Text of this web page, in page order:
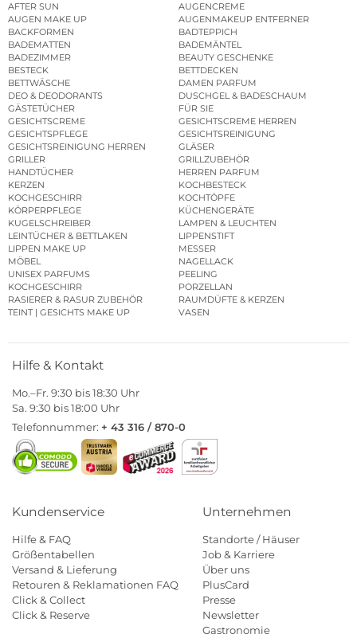
AFTER SUN
AUGENCREME
AUGEN MAKE UP
AUGENMAKEUP ENTFERNER
BACKFORMEN
BADTEPPICH
BADEMATTEN
BADEMÄNTEL
BADEZIMMER
BEAUTY GESCHENKE
BESTECK
BETTDECKEN
BETTWÄSCHE
DAMEN PARFUM
DEO & DEODORANTS
DUSCHGEL & BADESCHAUM
GÄSTETÜCHER
FÜR SIE
GESICHTSCREME
GESICHTSCREME HERREN
GESICHTSPFLEGE
GESICHTSREINIGUNG
GESICHTSREINIGUNG HERREN
GLÄSER
GRILLER
GRILLZUBEHÖR
HANDTÜCHER
HERREN PARFUM
KERZEN
KOCHBESTECK
KOCHGESCHIRR
KOCHTÖPFE
KÖRPERPFLEGE
KÜCHENGERÄTE
KUGELSCHREIBER
LAMPEN & LEUCHTEN
LEINTÜCHER & BETTLAKEN
LIPPENSTIFT
LIPPEN MAKE UP
MESSER
MÖBEL
NAGELLACK
UNISEX PARFUMS
PEELING
KOCHGESCHIRR
PORZELLAN
RASIERER & RASUR ZUBEHÖR
RAUMDÜFTE & KERZEN
TEINT | GESICHTS MAKE UP
VASEN
Hilfe & Kontakt
Mo.–Fr. 9:30 bis 18:30 Uhr
Sa. 9:30 bis 18:00 Uhr
Telefonnummer: + 43 316 / 870-0
Kundenservice
Hilfe & FAQ
Größentabellen
Versand & Lieferung
Retouren & Reklamationen FAQ
Click & Collect
Click & Reserve
Unternehmen
Standorte / Häuser
Job & Karriere
Über uns
PlusCard
Presse
Newsletter
Gastronomie